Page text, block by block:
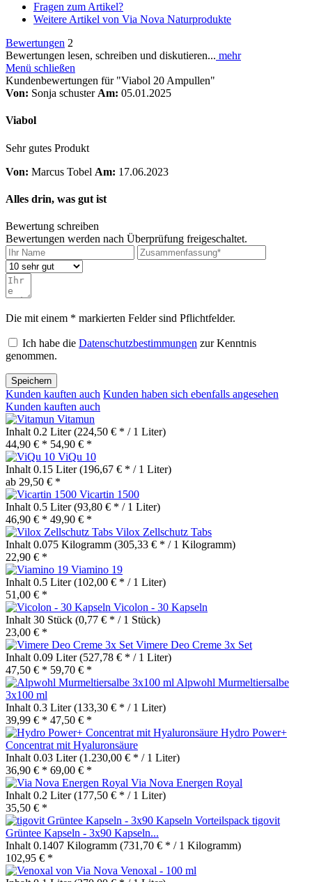
Fragen zum Artikel?
Weitere Artikel von Via Nova Naturprodukte
Bewertungen 2
Bewertungen lesen, schreiben und diskutieren... mehr
Menü schließen
Kundenbewertungen für "Viabol 20 Ampullen"
Von: Sonja schuster Am: 05.01.2025
Viabol
Sehr gutes Produkt
Von: Marcus Tobel Am: 17.06.2023
Alles drin, was gut ist
Bewertung schreiben
Bewertungen werden nach Überprüfung freigeschaltet.
Die mit einem * markierten Felder sind Pflichtfelder.
Ich habe die Datenschutzbestimmungen zur Kenntnis
genommen.
Speichern
Kunden kauften auch Kunden haben sich ebenfalls angesehen
Kunden kauften auch
Vitamun
Inhalt 0.2 Liter(224,50 € * / 1 Liter)
44,90 € * 54,90 € *
ViQu 10
Inhalt 0.15 Liter(196,67 € * / 1 Liter)
ab 29,50 € *
Vicartin 1500
Inhalt 0.5 Liter(93,80 € * / 1 Liter)
46,90 € * 49,90 € *
Vilox Zellschutz Tabs
Inhalt 0.075 Kilogramm (305,33 € * / 1 Kilogramm)
22,90 € *
Viamino 19
Inhalt 0.5 Liter(102,00 € * / 1 Liter)
51,00 € *
Vicolon - 30 Kapseln
Inhalt 30 Stück (0,77 € * / 1 Stück)
23,00 € *
Vimere Deo Creme 3x Set
Inhalt 0.09 Liter(527,78 € * / 1 Liter)
47,50 € * 59,70 € *
Alpwohl Murmeltiersalbe
3x100 ml
Inhalt 0.3 Liter(133,30 € * / 1 Liter)
39,99 € * 47,50 € *
Hydro Power+
Concentrat mit Hyaluronsäure
Inhalt 0.03 Liter(1.230,00 € * / 1 Liter)
36,90 € * 69,00 € *
Via Nova Energen Royal
Inhalt 0.2 Liter(177,50 € * / 1 Liter)
35,50 € *
tigovit
Grüntee Kapseln - 3x90 Kapseln...
Inhalt 0.1407 Kilogramm (731,70 € * / 1 Kilogramm)
102,95 € *
Venoxal - 100 ml